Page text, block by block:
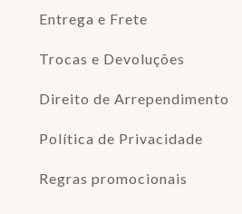
Entrega e Frete
Trocas e Devoluções
Direito de Arrependimento
Política de Privacidade
Regras promocionais